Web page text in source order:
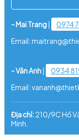
- Mai Trang| 0974
Email:
- Vân Anh| 0934
Email:
Địa chỉ:210/9C Hồ
Minh.